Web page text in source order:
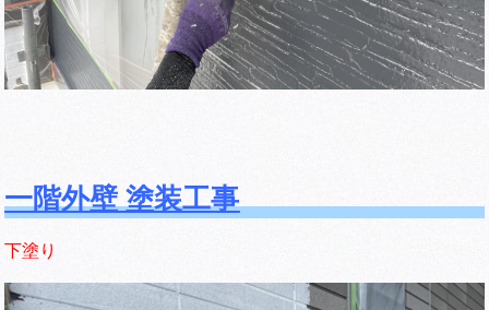
一階外壁 塗装工事
下塗り